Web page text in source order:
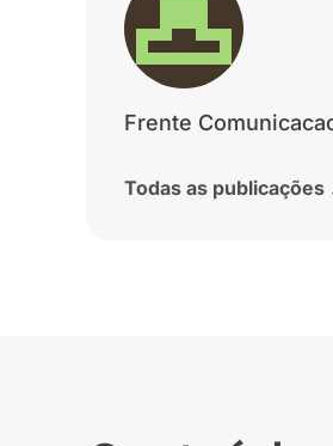
Frente
Todas as publicações